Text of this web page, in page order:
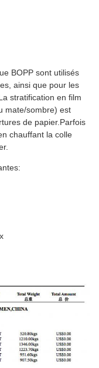
BOPP sont utilisés
ainsi que pour les
stratification en film
mate/sombre) est
de papier.Parfois
chauffant la colle